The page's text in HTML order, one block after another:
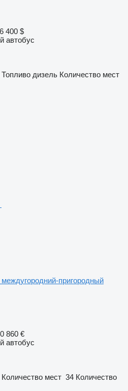
400 $
автобус
Топливо дизель Количество мест
междугородний-пригородный
860 €
автобус
Количество мест 34 Количество